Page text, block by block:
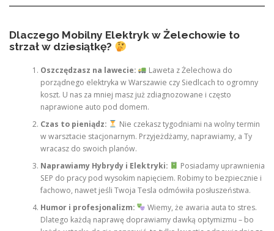
Dlaczego Mobilny Elektryk w Żelechowie to
strzał w dziesiątkę?
Oszczędzasz na lawecie:
Laweta z Żelechowa do
porządnego elektryka w Warszawie czy Siedlcach to ogromny
koszt. U nas za mniej masz już zdiagnozowane i często
naprawione auto pod domem.
Czas to pieniądz:
Nie czekasz tygodniami na wolny termin
w warsztacie stacjonarnym. Przyjeżdżamy, naprawiamy, a Ty
wracasz do swoich planów.
Naprawiamy Hybrydy i Elektryki:
Posiadamy uprawnienia
SEP do pracy pod wysokim napięciem. Robimy to bezpiecznie i
fachowo, nawet jeśli Twoja Tesla odmówiła posłuszeństwa.
Humor i profesjonalizm:
Wiemy, że awaria auta to stres.
Dlatego każdą naprawę doprawiamy dawką optymizmu – bo